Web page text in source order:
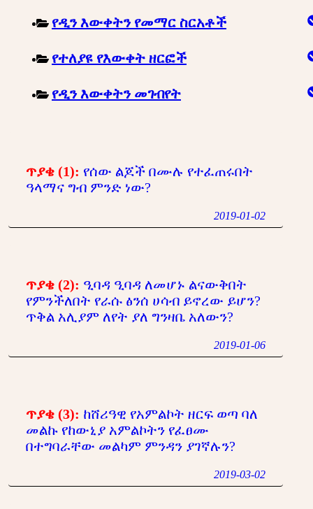
የዲን እውቀትን የመማር ስርአቶች
የተለያዩ የእውቀት ዘርፎች
የዲን እውቀትን መገብየት
ጥያቄ (1): የሰው ልጆች በሙሉ የተፈጠሩበት
ዓላማና ግብ ምንድ ነው?
2019-01-02
ጥያቄ (2): ዒባዳ ዒባዳ ለመሆኑ ልናውቅበት
የምንችለበት የራሱ ፅንሰ ሀሳብ ይኖረው ይሆን?
ጥቅል አሊያም ለየት ያለ ግንዛቤ አለውን?
2019-01-06
ጥያቄ (3): ከሸሪዓዊ የአምልኮት ዘርፍ ወጣ ባለ
መልኩ የከውኒያ አምልኮትን የፈፀሙ
በተግባራቸው መልካም ምንዳን ያገኛሉን?
2019-03-02